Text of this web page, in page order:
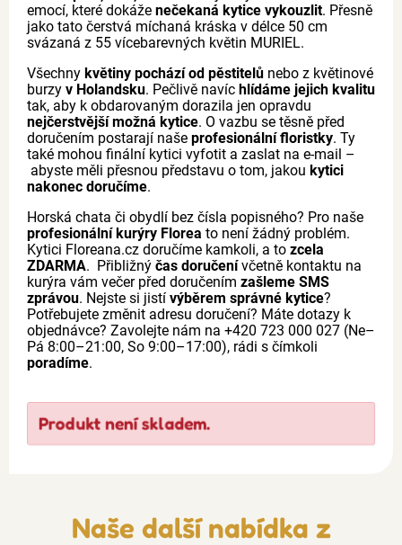
emocí, které dokáže nečekaná kytice vykouzlit. Přesně
jako tato čerstvá míchaná kráska v délce 50 cm
svázaná z 55 vícebarevných květin MURIEL.
Všechny květiny pochází od pěstitelů nebo z květinové
burzy v Holandsku. Pečlivě navíc hlídáme jejich kvalitu
tak, aby k obdarovaným dorazila jen opravdu
nejčerstvější možná kytice. O vazbu se těsně před
doručením postarají naše profesionální floristky. Ty
také mohou finální kytici vyfotit a zaslat na e-mail –
abyste měli přesnou představu o tom, jakou kytici
nakonec doručíme.
Horská chata či obydlí bez čísla popisného? Pro naše
profesionální kurýry Florea to není žádný problém.
Kytici Floreana.cz doručíme kamkoli, a to zcela
ZDARMA. Přibližný čas doručenívčetně kontaktu na
kurýra vám večer před doručením zašleme SMS
zprávou. Nejste si jistí výběrem správné kytice?
Potřebujete změnit adresu doručení? Máte dotazy k
objednávce? Zavolejte nám na +420 723 000 027 (Ne–
Pá 8:00–21:00, So 9:00–17:00), rádi s čímkoli
poradíme.
Produkt není skladem.
Naše další nabídka z